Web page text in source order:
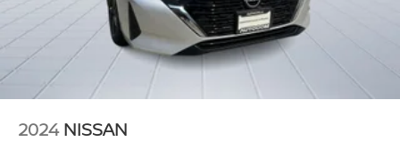
2024 NISSAN